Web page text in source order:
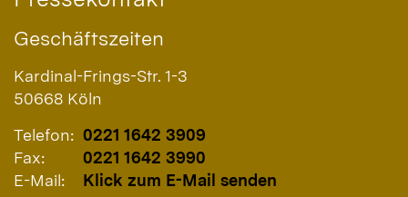
Geschäftszeiten
Kardinal-Frings-Str. 1-3
50668 Köln
Telefon: 0221 1642 3909
Fax:
0221 1642 3990
E-Mail:
Klick zum E-Mail senden